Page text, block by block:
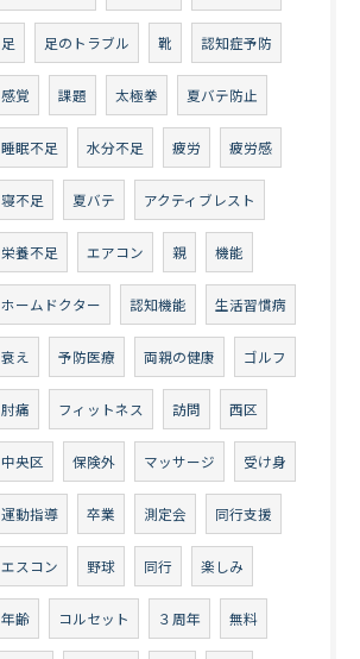
足 足のトラブル 靴 認知症予防
感覚 課題 太極拳 夏バテ防止
睡眠不足 水分不足 疲労 疲労感
寝不足 夏バテ アクティブレスト
栄養不足 エアコン 親 機能
ホームドクター 認知機能 生活習慣病
衰え 予防医療 両親の健康 ゴルフ
肘痛 フィットネス 訪問 西区
中央区 保険外 マッサージ 受け身
運動指導 卒業 測定会 同行支援
エスコン 野球 同行 楽しみ
年齢 コルセット ３周年 無料